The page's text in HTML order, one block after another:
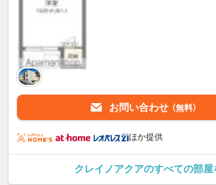
お問い合わせ （無料）
ほか提供
クレイノアクアのすべての部屋